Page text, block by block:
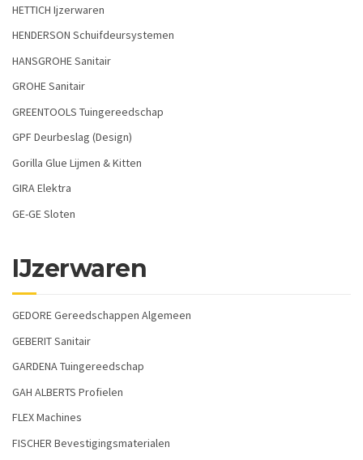
HETTICH Ijzerwaren
HENDERSON Schuifdeursystemen
HANSGROHE Sanitair
GROHE Sanitair
GREENTOOLS Tuingereedschap
GPF Deurbeslag (Design)
Gorilla Glue Lijmen & Kitten
GIRA Elektra
GE-GE Sloten
IJzerwaren
GEDORE Gereedschappen Algemeen
GEBERIT Sanitair
GARDENA Tuingereedschap
GAH ALBERTS Profielen
FLEX Machines
FISCHER Bevestigingsmaterialen